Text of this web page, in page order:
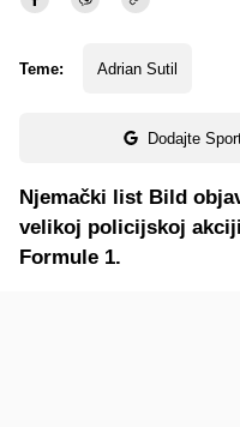
Teme: Adrian Sutil
Dodajte
Njemački list Bild
velikoj policijskoj
Formule 1.